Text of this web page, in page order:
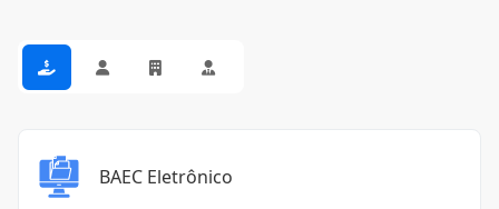
BAEC Eletrônico